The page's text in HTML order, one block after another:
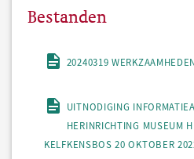
Bestanden
20240319
UITNODIGING
HERINRICHTING MUSEUM
KELFKENSBOS 20 OKTOBER